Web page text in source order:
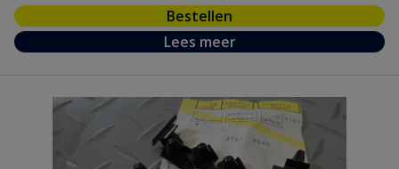
Bestellen
Lees meer